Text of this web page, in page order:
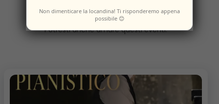
Potresti anche amare questi eventi.
Non dimenticare la locandina! Ti risponderemo appena
possibile 😊